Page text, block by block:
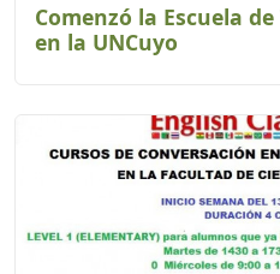
Comenzó la Escuela
en la UNCuyo